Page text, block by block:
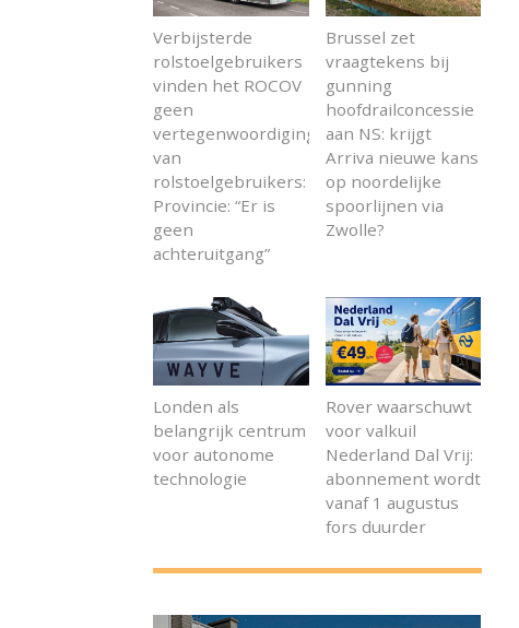
Verbijsterde
rolstoelgebruikers
vinden het ROCOV
geen
vertegenwoordiging
van
rolstoelgebruikers:
Provincie: “Er is
geen
achteruitgang”
Brussel zet
vraagtekens bij
gunning
hoofdrailconcessie
aan NS: krijgt
Arriva nieuwe kans
op noordelijke
spoorlijnen via
Zwolle?
Londen als
belangrijk centrum
voor autonome
technologie
Rover waarschuwt
voor valkuil
Nederland Dal Vrij:
abonnement wordt
vanaf 1 augustus
fors duurder